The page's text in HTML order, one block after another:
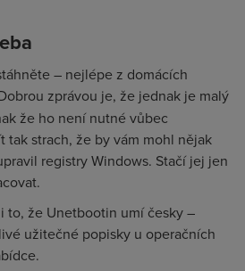
– nejlépe z domácích
zprávou je, že jednak je malý
že ho není nutné vůbec
tak strach, že by vám mohl nějak
registry Windows. Stačí jej jen
to, že Unetbootin umí česky –
užitečné popisky u operačních